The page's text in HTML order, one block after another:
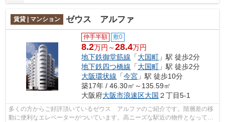
賃貸 | マンション ゼウス アルファ
仲手半額 敷0
8.2万円～28.4万円
地下鉄御堂筋線 「大国町 」駅 徒歩2分
地下鉄四つ橋線 「大国町 」駅 徒歩2分
大阪環状線 「今宮 」駅 徒歩10分
築17年 / 46.30㎡～135.59㎡
大阪府大阪市浪速区大国 ２丁目5-1
多くの方からご好評頂いているゼウス アルファのご紹介です。階層差の移
動に便利なエレベーターがついています。高ニーズな駅近の物件となってお